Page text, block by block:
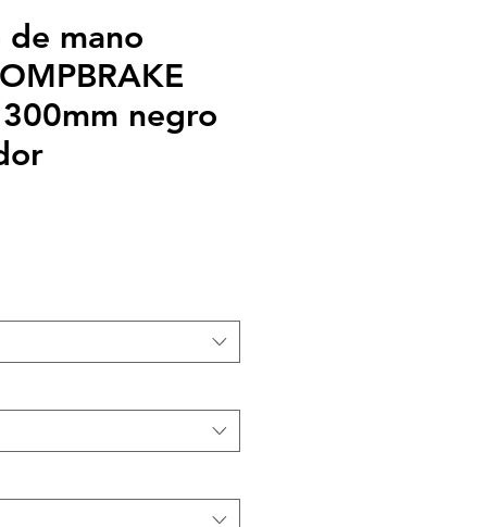
de mano
negro